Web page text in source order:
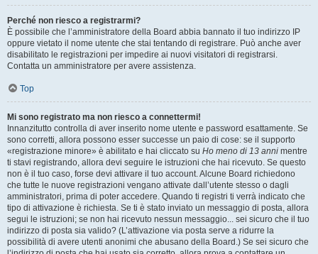
Perché non riesco a registrarmi?
È possibile che l’amministratore della Board abbia bannato il tuo indirizzo IP
oppure vietato il nome utente che stai tentando di registrare. Può anche aver
disabilitato le registrazioni per impedire ai nuovi visitatori di registrarsi.
Contatta un amministratore per avere assistenza.
Top
Mi sono registrato ma non riesco a connettermi!
Innanzitutto controlla di aver inserito nome utente e password esattamente. Se
sono corretti, allora possono esser successe un paio di cose: se il supporto
«registrazione minore» è abilitato e hai cliccato su Ho meno di 13 anni mentre
ti stavi registrando, allora devi seguire le istruzioni che hai ricevuto. Se questo
non è il tuo caso, forse devi attivare il tuo account. Alcune Board richiedono
che tutte le nuove registrazioni vengano attivate dall’utente stesso o dagli
amministratori, prima di poter accedere. Quando ti registri ti verrà indicato che
tipo di attivazione è richiesta. Se ti è stato inviato un messaggio di posta, allora
segui le istruzioni; se non hai ricevuto nessun messaggio... sei sicuro che il tuo
indirizzo di posta sia valido? (L’attivazione via posta serve a ridurre la
possibilità di avere utenti anonimi che abusano della Board.) Se sei sicuro che